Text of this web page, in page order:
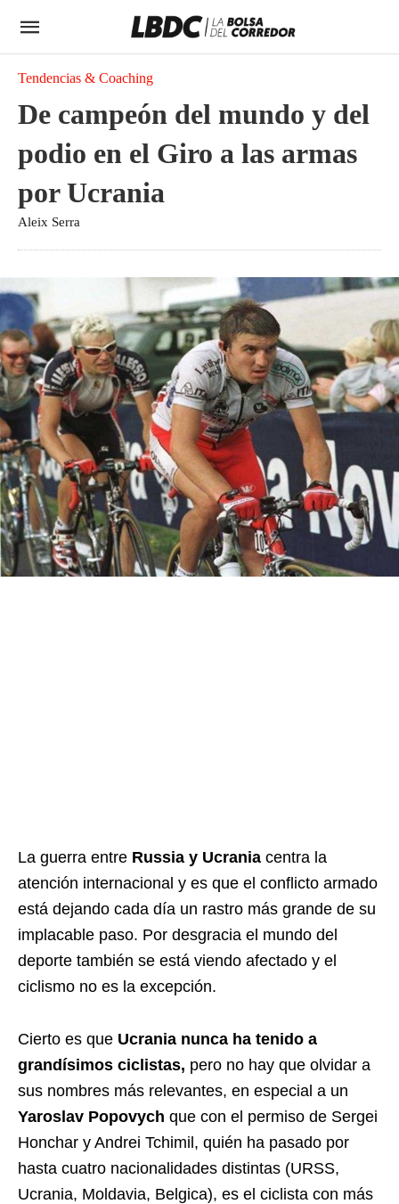
Tendencias & Coaching
De campeón del mundo y del
podio en el Giro a las armas
por Ucrania
Aleix Serra
La guerra entre Russia y Ucrania centra la
atención internacional y es que el conflicto armado
está dejando cada día un rastro más grande de su
implacable paso. Por desgracia el mundo del
deporte también se está viendo afectado y el
ciclismo no es la excepción.
Cierto es que Ucrania nunca ha tenido a
grandísimos ciclistas, pero no hay que olvidar a
sus nombres más relevantes, en especial a un
Yaroslav Popovych que con el permiso de Sergei
Honchar y Andrei Tchimil, quién ha pasado por
hasta cuatro nacionalidades distintas (URSS,
Ucrania, Moldavia, Belgica), es el ciclista con más